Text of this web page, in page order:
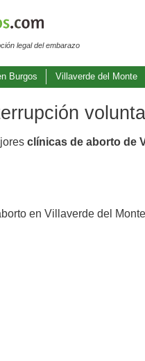
legal del embarazo
Burgos Villaverde del Monte
clínicas de aborto de
en Villaverde del